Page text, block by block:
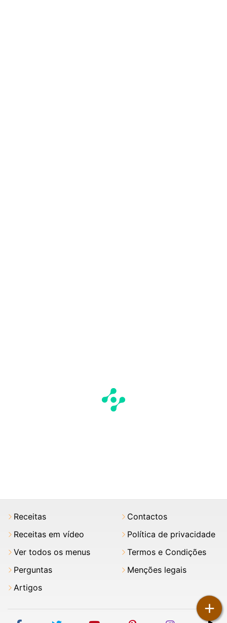
+
Receitas
Receitas em vídeo
Ver todos os menus
Perguntas
Artigos
Contactos
Política de privacidade
Termos e Condições
Menções legais